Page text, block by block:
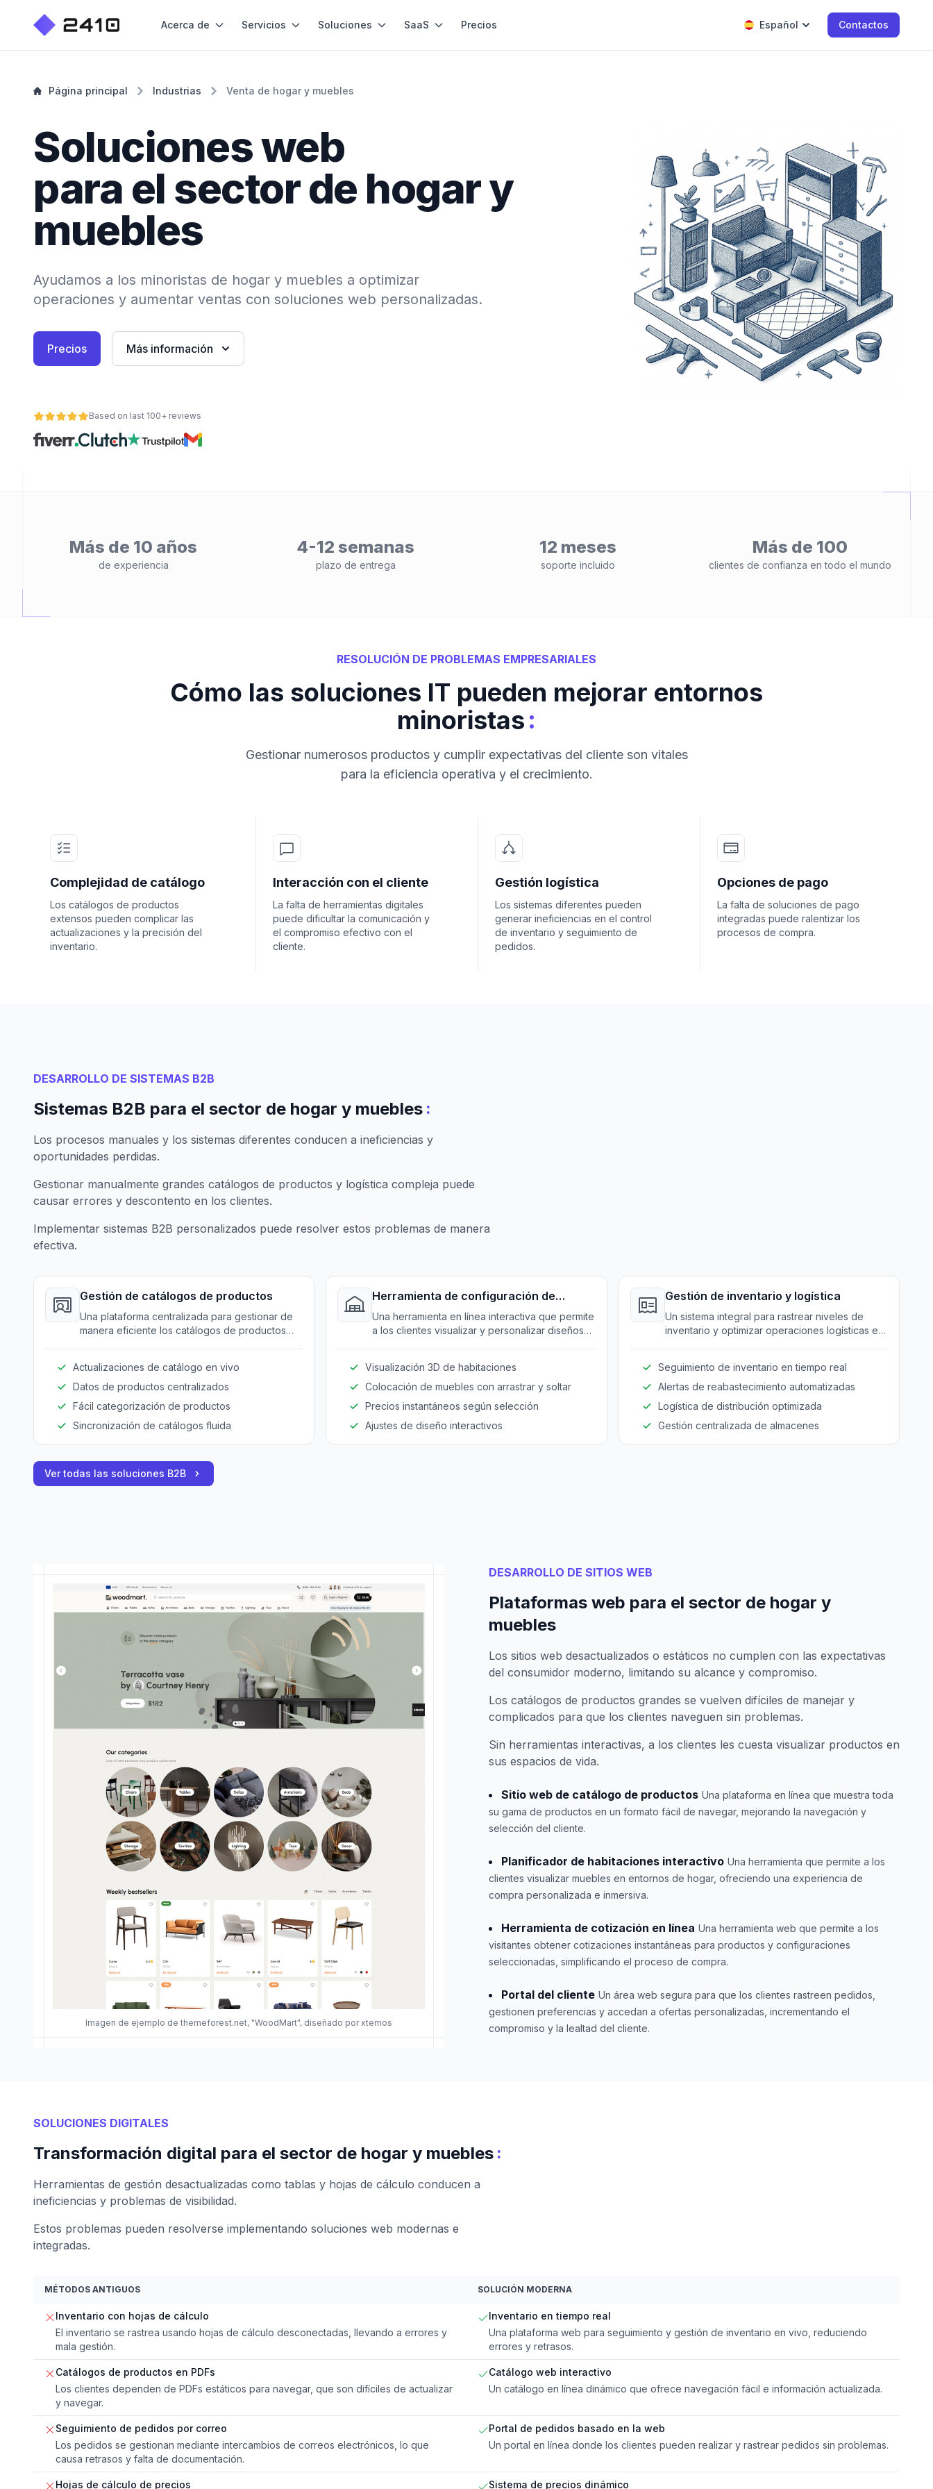
Acerca de Servicios Soluciones SaaS Precios Español Contactos
Página principal Industrias Venta de hogar y muebles
Soluciones web
para el sector de hogar y
muebles
Ayudamos a los minoristas de hogar y muebles a optimizar
operaciones y aumentar ventas con soluciones web personalizadas.
Precios Más información
Based on last 100+ reviews
Más de 10 años
de experiencia
4-12 semanas
plazo de entrega
12 meses
soporte incluido
Más de 100
clientes de confianza en todo el mundo
RESOLUCIÓN DE PROBLEMAS EMPRESARIALES
Cómo las soluciones IT pueden mejorar entornos
minoristas:
Gestionar numerosos productos y cumplir expectativas del cliente son vitales
para la eficiencia operativa y el crecimiento.
Complejidad de catálogo
Los catálogos de productos
extensos pueden complicar las
actualizaciones y la precisión del
inventario.
Interacción con el cliente
La falta de herramientas digitales
puede dificultar la comunicación y
el compromiso efectivo con el
cliente.
Gestión logística
Los sistemas diferentes pueden
generar ineficiencias en el control
de inventario y seguimiento de
pedidos.
Opciones de pago
La falta de soluciones de pago
integradas puede ralentizar los
procesos de compra.
DESARROLLO DE SISTEMAS B2B
Sistemas B2B para el sector de hogar y muebles :
Los procesos manuales y los sistemas diferentes conducen a ineficiencias y
oportunidades perdidas.
Gestionar manualmente grandes catálogos de productos y logística compleja puede
causar errores y descontento en los clientes.
Implementar sistemas B2B personalizados puede resolver estos problemas de manera
efectiva.
Gestión de catálogos de productos
Una plataforma centralizada para gestionar de
manera eficiente los catálogos de productos
Actualizaciones de catálogo en vivo
Datos de productos centralizados
Fácil categorización de productos
Sincronización de catálogos fluida
Herramienta de configuración de
habitaciones
Una herramienta en línea interactiva que permite
a los clientes visualizar y personalizar diseños
Visualización 3D de habitaciones
Colocación de muebles con arrastrar y soltar
Precios instantáneos según selección
Ajustes de diseño interactivos
Gestión de inventario y logística
Un sistema integral para rastrear niveles de
inventario y optimizar operaciones logísticas en
Seguimiento de inventario en tiempo real
Alertas de reabastecimiento automatizadas
Logística de distribución optimizada
Gestión centralizada de almacenes
Ver todas las soluciones B2B
Imagen de ejemplo de themeforest.net, "WoodMart", diseñado por xtemos
DESARROLLO DE SITIOS WEB
Plataformas web para el sector de hogar y
muebles
Los sitios web desactualizados o estáticos no cumplen con las expectativas
del consumidor moderno, limitando su alcance y compromiso.
Los catálogos de productos grandes se vuelven difíciles de manejar y
complicados para que los clientes naveguen sin problemas.
Sin herramientas interactivas, a los clientes les cuesta visualizar productos en
sus espacios de vida.
Sitio web de catálogo de productos Una plataforma en línea que muestra toda
su gama de productos en un formato fácil de navegar, mejorando la navegación y
selección del cliente.
Planificador de habitaciones interactivo Una herramienta que permite a los
clientes visualizar muebles en entornos de hogar, ofreciendo una experiencia de
compra personalizada e inmersiva.
Herramienta de cotización en línea Una herramienta web que permite a los
visitantes obtener cotizaciones instantáneas para productos y configuraciones
seleccionadas, simplificando el proceso de compra.
Portal del cliente Un área web segura para que los clientes rastreen pedidos,
gestionen preferencias y accedan a ofertas personalizadas, incrementando el
compromiso y la lealtad del cliente.
SOLUCIONES DIGITALES
Transformación digital para el sector de hogar y muebles :
Herramientas de gestión desactualizadas como tablas y hojas de cálculo conducen a
ineficiencias y problemas de visibilidad.
Estos problemas pueden resolverse implementando soluciones web modernas e
integradas.
MÉTODOS ANTIGUOS SOLUCIÓN MODERNA
Inventario con hojas de cálculo
El inventario se rastrea usando hojas de cálculo desconectadas, llevando a errores y
mala gestión.
Inventario en tiempo real
Una plataforma web para seguimiento y gestión de inventario en vivo, reduciendo
errores y retrasos.
Catálogos de productos en PDFs
Los clientes dependen de PDFs estáticos para navegar, que son difíciles de actualizar
y navegar.
Catálogo web interactivo
Un catálogo en línea dinámico que ofrece navegación fácil e información actualizada.
Seguimiento de pedidos por correo
Los pedidos se gestionan mediante intercambios de correos electrónicos, lo que
causa retrasos y falta de documentación.
Portal de pedidos basado en la web
Un portal en línea donde los clientes pueden realizar y rastrear pedidos sin problemas.
Hojas de cálculo de precios Sistema de precios dinámico